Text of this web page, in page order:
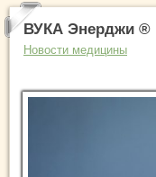
ВУКА Энерджи ®
Новости медицины